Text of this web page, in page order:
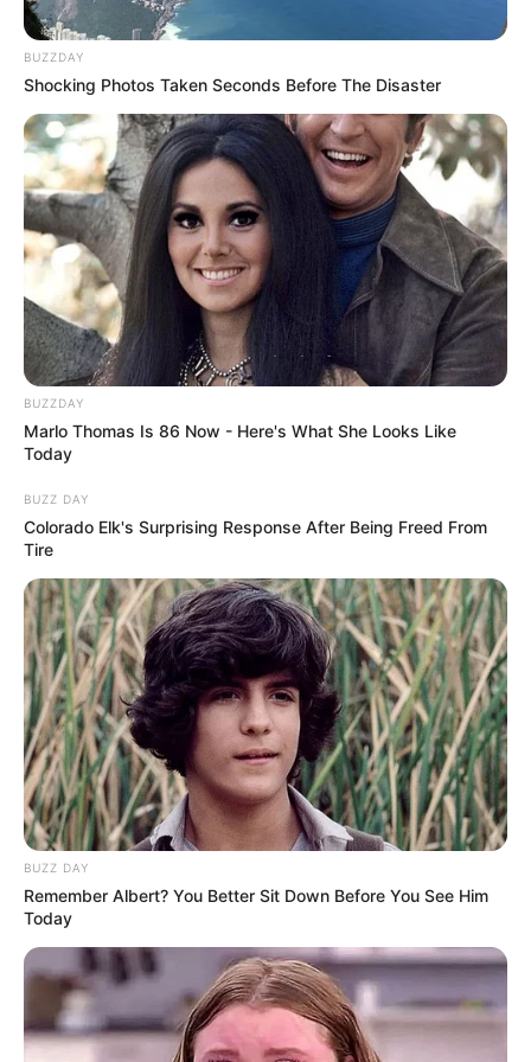
Категорії
Без рубрики
Гарячi
Культура
Нам пишуть
Партнерські матеріали
Події
Політика
Спорт
Схеми
[wp-rss-aggregator id="2"]
Ви пропустили
ГАРЯЧI ПОДІЇ
BUZZDAY
Shocking Photos Taken Seconds Before The Disaster
BUZZDAY
Marlo Thomas Is 86 Now - Here's What She Looks Like
Today
BUZZ DAY
Colorado Elk's Surprising Response After Being Freed From
Tire
BUZZ DAY
Remember Albert? You Better Sit Down Before You See Him
Today